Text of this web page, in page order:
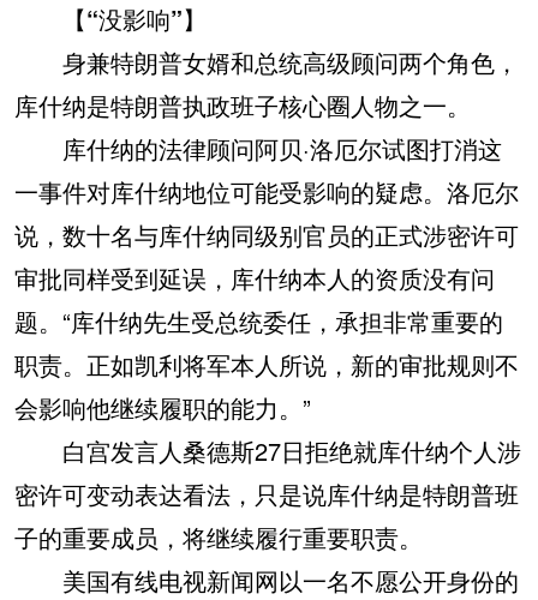
【“没影响”】
身兼特朗普女婿和总统高级顾问两个角色，
库什纳是特朗普执政班子核心圈人物之一。
库什纳的法律顾问阿贝·洛厄尔试图打消这
一事件对库什纳地位可能受影响的疑虑。洛厄尔
说，数十名与库什纳同级别官员的正式涉密许可
审批同样受到延误，库什纳本人的资质没有问
题。“库什纳先生受总统委任，承担非常重要的
职责。正如凯利将军本人所说，新的审批规则不
会影响他继续履职的能力。”
白宫发言人桑德斯27日拒绝就库什纳个人涉
密许可变动表达看法，只是说库什纳是特朗普班
子的重要成员，将继续履行重要职责。
美国有线电视新闻网以一名不愿公开身份的